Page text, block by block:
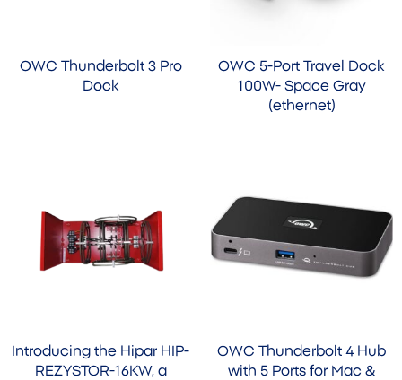
OWC 5-Port Travel Dock
100W- Space Gray
(ethernet)
OWC Thunderbolt 3 Pro
Dock
OWC Thunderbolt 4 Hub
with 5 Ports for Mac &
Introducing the Hipar HIP-
REZYSTOR-16KW, a